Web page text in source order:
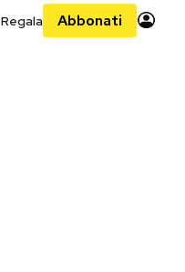
Regala Abbonati